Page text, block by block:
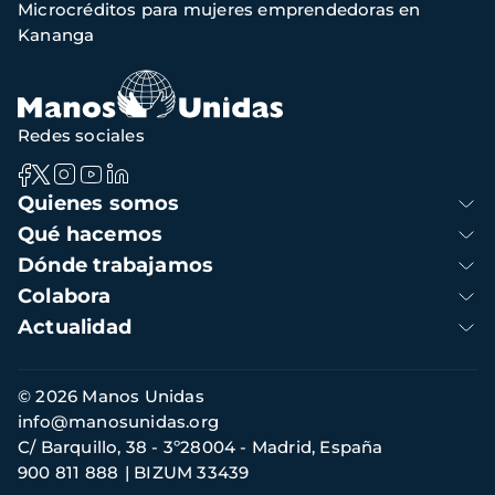
de
navegación
Microcréditos para mujeres emprendedoras en
Kananga
Navegación
principal
Quienes somos
Qué hacemos
Dónde trabajamos
Colabora
Actualidad
Redes sociales
Información
de
contacto
© 2026 Manos Unidas
C/ Barquillo, 38 - 3º28004 - Madrid, España
900 811 888
BIZUM 33439
info@manosunidas.org